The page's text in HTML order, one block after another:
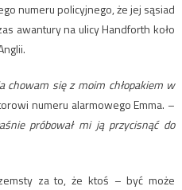
numeru policyjnego, że jej sąsiad
awantury na ulicy Handforth koło
chowam się z moim chłopakiem w
numeru alarmowego Emma. –
próbował mi ją przycisnąć do
za to, że ktoś – być może